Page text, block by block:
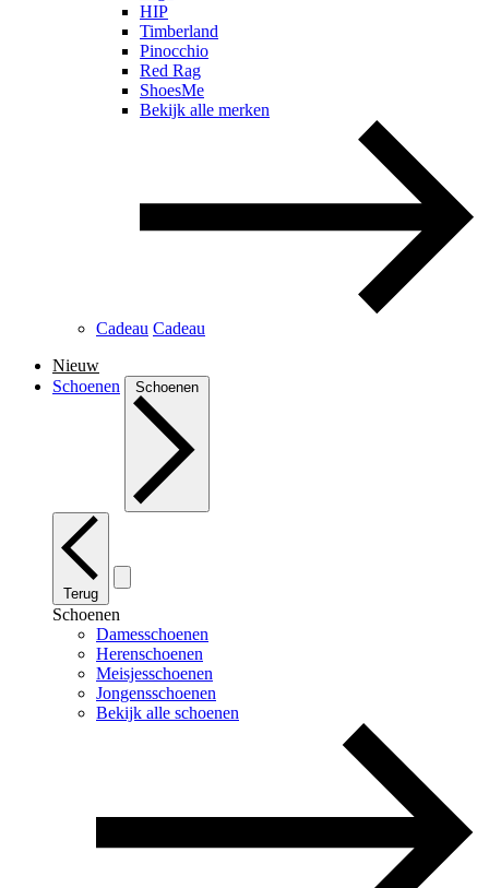
HIP
Timberland
Pinocchio
Red Rag
ShoesMe
Bekijk alle merken
Cadeau Cadeau
Nieuw
Schoenen
Schoenen
Terug
Schoenen
Damesschoenen
Herenschoenen
Meisjesschoenen
Jongensschoenen
Bekijk alle schoenen